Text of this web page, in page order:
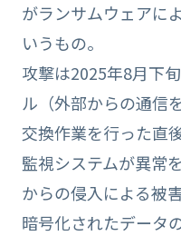
がランサムウェアに
いうもの。
攻撃は2025年8月下
ル（外部からの通信
交換作業を行った直
監視システムが異常
からの侵入による被
暗号化されたデータ